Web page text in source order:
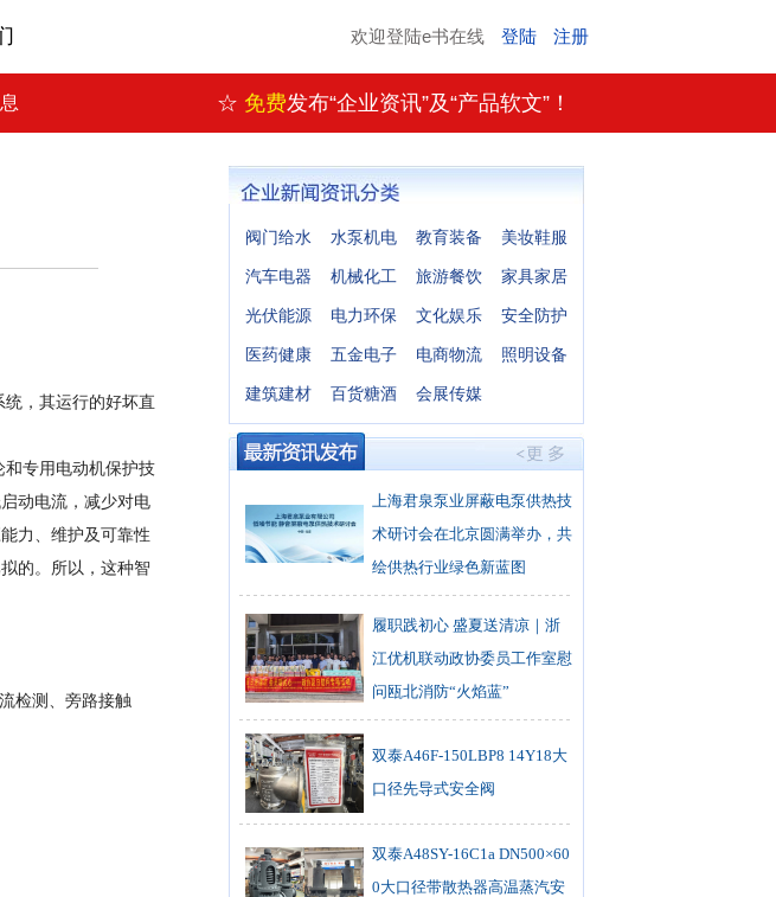
欢迎登陆e书在线 登陆 注册
☆ 免费发布“企业资讯”及“产品软文”！
，其运行的好坏直
专用电动机保护技
动电流，减少对电
力、维护及可靠性
的。所以，这种智
检测、旁路接触
阀门给水 水泵机电 教育装备 美妆鞋服
汽车电器 机械化工 旅游餐饮 家具家居
光伏能源 电力环保 文化娱乐 安全防护
医药健康 五金电子 电商物流 照明设备
建筑建材 百货糖酒 会展传媒
上海君泉泵业屏蔽电泵供热技
术研讨会在北京圆满举办，共
绘供热行业绿色新蓝图
履职践初心 盛夏送清凉｜浙
江优机联动政协委员工作室慰
问瓯北消防“火焰蓝”
双泰A46F-150LBP8 14Y18大
口径先导式安全阀
双泰A48SY-16C1a DN500×60
0大口径带散热器高温蒸汽安